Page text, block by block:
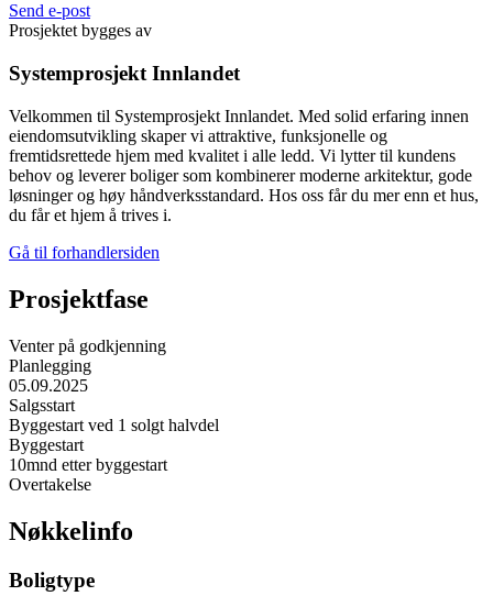
Send e-post
Prosjektet bygges av
Systemprosjekt Innlandet
Velkommen til Systemprosjekt Innlandet. Med solid erfaring innen
eiendomsutvikling skaper vi attraktive, funksjonelle og
fremtidsrettede hjem med kvalitet i alle ledd. Vi lytter til kundens
behov og leverer boliger som kombinerer moderne arkitektur, gode
løsninger og høy håndverksstandard. Hos oss får du mer enn et hus,
du får et hjem å trives i.
Gå til forhandlersiden
Prosjektfase
Venter på godkjenning
Planlegging
05.09.2025
Salgsstart
Byggestart ved 1 solgt halvdel
Byggestart
10mnd etter byggestart
Overtakelse
Nøkkelinfo
Boligtype